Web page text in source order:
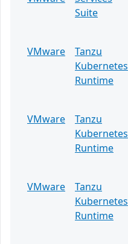
Suite
VMware
Tanzu
Kubernetes
Runtime
VMware
Tanzu
Kubernetes
Runtime
VMware
Tanzu
Kubernetes
Runtime